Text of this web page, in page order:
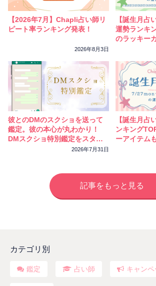
【2026年7月】Chapli占い師リ
ピート率ランキング発表！
2026年8月3日
【誕生月占
運勢ランキ
のラッキー
彼とのDMのスクショを送って
鑑定。彼の本心が丸わかり！
DMスクショ特別鑑定をスター
2026年7月31日
【誕生月占
ンキング
ーアイテム
記事をもっと見る
カテゴリ別
鑑定 占い師 キャンペ